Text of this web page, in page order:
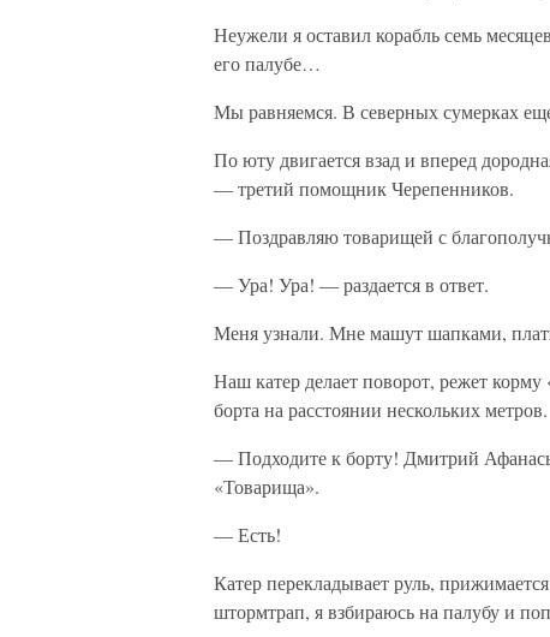
Неужели я оставил корабль семь
его палубе…
Мы равняемся. В северных сумерках
По юту двигается взад и вперед
— третий помощник Черепенников.
— Поздравляю товарищей с
— Ура! Ура! — раздается в ответ.
Меня узнали. Мне машут шапками,
Наш катер делает поворот, режет
борта на расстоянии нескольких метров.
— Подходите к борту! Дмитрий
«Товарища».
— Есть!
Катер перекладывает руль,
штормтрап, я взбираюсь на палубу и